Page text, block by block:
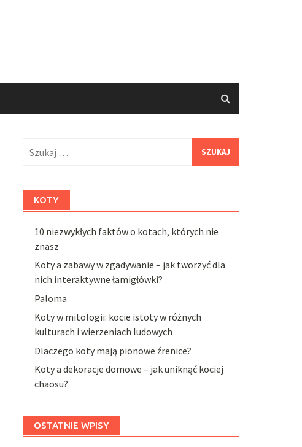
KOTY
10 niezwykłych faktów o kotach, których nie
znasz
Koty a zabawy w zgadywanie – jak tworzyć dla
nich interaktywne łamigłówki?
Paloma
Koty w mitologii: kocie istoty w różnych
kulturach i wierzeniach ludowych
Dlaczego koty mają pionowe źrenice?
Koty a dekoracje domowe – jak uniknąć kociej
chaosu?
OSTATNIE WPISY